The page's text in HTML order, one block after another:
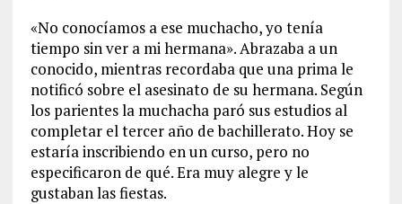
«No conocíamos a ese muchacho, yo tenía
tiempo sin ver a mi hermana». Abrazaba a un
conocido, mientras recordaba que una prima le
notificó sobre el asesinato de su hermana. Según
los parientes la muchacha paró sus estudios al
completar el tercer año de bachillerato. Hoy se
estaría inscribiendo en un curso, pero no
especificaron de qué. Era muy alegre y le
gustaban las fiestas.